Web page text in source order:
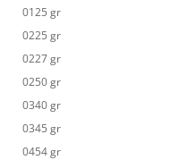
0125 gr
0225 gr
0227 gr
0250 gr
0340 gr
0345 gr
0454 gr